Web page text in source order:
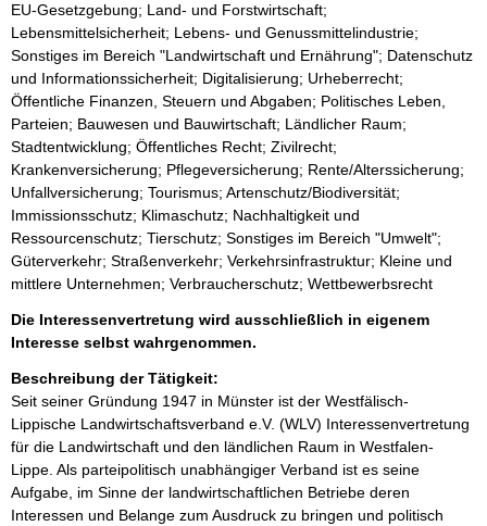
EU-Gesetzgebung; Land- und Forstwirtschaft;
Lebensmittelsicherheit; Lebens- und Genussmittelindustrie;
Sonstiges im Bereich "Landwirtschaft und Ernährung"; Datenschutz
und Informationssicherheit; Digitalisierung; Urheberrecht;
Öffentliche Finanzen, Steuern und Abgaben; Politisches Leben,
Parteien; Bauwesen und Bauwirtschaft; Ländlicher Raum;
Stadtentwicklung; Öffentliches Recht; Zivilrecht;
Krankenversicherung; Pflegeversicherung; Rente/Alterssicherung;
Unfallversicherung; Tourismus; Artenschutz/Biodiversität;
Immissionsschutz; Klimaschutz; Nachhaltigkeit und
Ressourcenschutz; Tierschutz; Sonstiges im Bereich "Umwelt";
Güterverkehr; Straßenverkehr; Verkehrsinfrastruktur; Kleine und
mittlere Unternehmen; Verbraucherschutz; Wettbewerbsrecht
Die Interessenvertretung wird ausschließlich in eigenem
Interesse selbst wahrgenommen.
Beschreibung der Tätigkeit:
Seit seiner Gründung 1947 in Münster ist der Westfälisch-
Lippische Landwirtschaftsverband e.V. (WLV) Interessenvertretung
für die Landwirtschaft und den ländlichen Raum in Westfalen-
Lippe. Als parteipolitisch unabhängiger Verband ist es seine
Aufgabe, im Sinne der landwirtschaftlichen Betriebe deren
Interessen und Belange zum Ausdruck zu bringen und politisch